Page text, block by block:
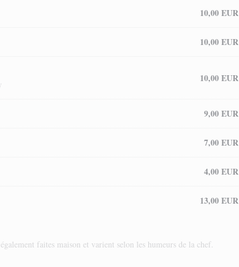
10,00 EUR
10,00 EUR
10,00 EUR
9,00 EUR
7,00 EUR
4,00 EUR
13,00 EUR
faites maison et varient selon les humeurs de la chef.